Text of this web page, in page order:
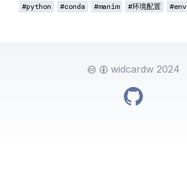
#python
#conda #manim #环境配置 #env
widcardw 2024